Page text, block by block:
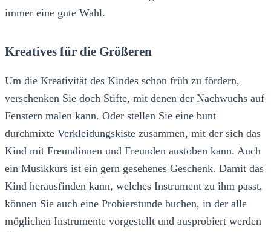
immer eine gute Wahl.
Kreatives für die Größeren
Um die Kreativität des Kindes schon früh zu fördern,
verschenken Sie doch Stifte, mit denen der Nachwuchs auf
Fenstern malen kann. Oder stellen Sie eine bunt
durchmixte Verkleidungskiste zusammen, mit der sich das
Kind mit Freundinnen und Freunden austoben kann. Auch
ein Musikkurs ist ein gern gesehenes Geschenk. Damit das
Kind herausfinden kann, welches Instrument zu ihm passt,
können Sie auch eine Probierstunde buchen, in der alle
möglichen Instrumente vorgestellt und ausprobiert werden